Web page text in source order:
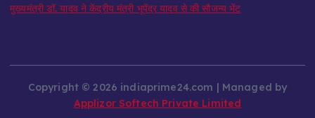
मुख्यमंत्री डॉ. यादव ने केंद्रीय मंत्री भूपेंद्र यादव से की सौजन्य भेंट
Copyright © 2026 indiaprime24.com | Managed by
Applizor Softech Private Limited